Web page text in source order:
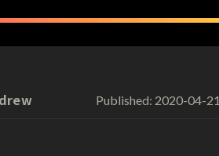
Published: 2020-04-21